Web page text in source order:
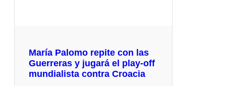
María Palomo repite con las
Guerreras y jugará el play-off
mundialista contra Croacia